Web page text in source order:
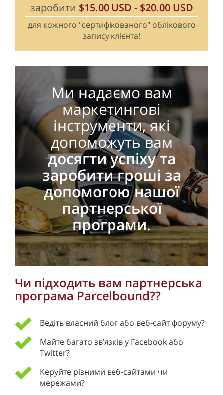
заробити $15.00 USD - $20.00 USD
для кожного "сертифікованого" облікового
запису клієнта!
Ми надаємо вам
маркетингові
інструменти, які
допоможуть вам
досягти успіху та
заробити гроші за
допомогою нашої
партнерської
програми.
Чи підходить вам партнерська
програма Parcelbound??
Ведіть власний блог або веб-сайт форуму?
Майте багато зв’язків у Facebook або
Twitter?
Керуйте різними веб-сайтами чи
мережами?